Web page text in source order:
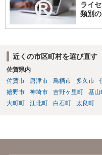
ライ
類別
近くの市区町村を選び直す
佐賀県内
佐賀市
唐津市 鳥栖市 多久市
嬉野市
神埼市 吉野ヶ里町 基山
大町町
江北町 白石町 太良町